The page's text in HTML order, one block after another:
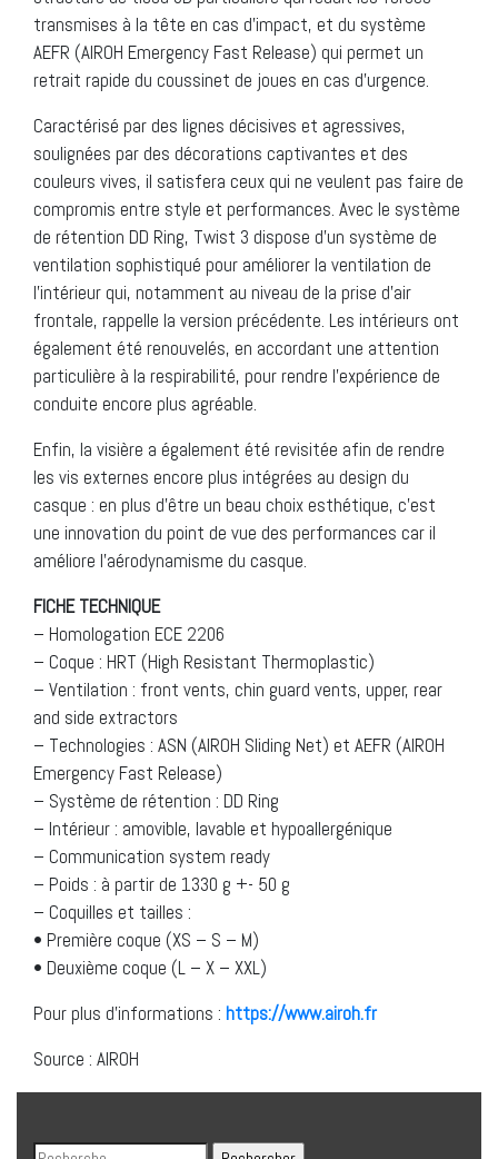
transmises à la tête en cas d’impact, et du système
AEFR (AIROH Emergency Fast Release) qui permet un
retrait rapide du coussinet de joues en cas d’urgence.
Caractérisé par des lignes décisives et agressives,
soulignées par des décorations captivantes et des
couleurs vives, il satisfera ceux qui ne veulent pas faire de
compromis entre style et performances. Avec le système
de rétention DD Ring, Twist 3 dispose d’un système de
ventilation sophistiqué pour améliorer la ventilation de
l’intérieur qui, notamment au niveau de la prise d’air
frontale, rappelle la version précédente. Les intérieurs ont
également été renouvelés, en accordant une attention
particulière à la respirabilité, pour rendre l’expérience de
conduite encore plus agréable.
Enfin, la visière a également été revisitée afin de rendre
les vis externes encore plus intégrées au design du
casque : en plus d’être un beau choix esthétique, c’est
une innovation du point de vue des performances car il
améliore l’aérodynamisme du casque.
FICHE TECHNIQUE
– Homologation ECE 2206
– Coque : HRT (High Resistant Thermoplastic)
– Ventilation : front vents, chin guard vents, upper, rear
and side extractors
– Technologies : ASN (AIROH Sliding Net) et AEFR (AIROH
Emergency Fast Release)
– Système de rétention : DD Ring
– Intérieur : amovible, lavable et hypoallergénique
– Communication system ready
– Poids : à partir de 1330 g +- 50 g
– Coquilles et tailles :
• Première coque (XS – S – M)
• Deuxième coque (L – X – XXL)
Pour plus d’informations : https://www.airoh.fr
Source : AIROH